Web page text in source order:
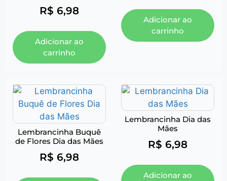
R$ 6,98
Adicionar ao
carrinho
Adicionar ao
carrinho
Lembrancinha Buquê
de Flores Dia das Mães
R$ 6,98
Lembrancinha Dia das
Mães
R$ 6,98
Adicionar ao